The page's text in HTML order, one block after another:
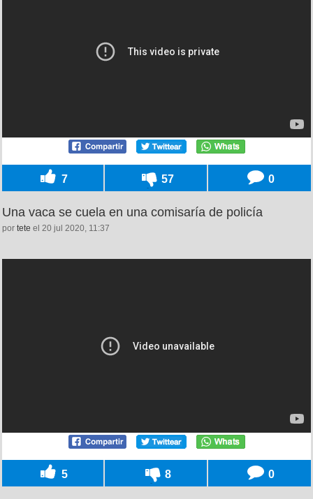
7 57 0
Una vaca se cuela en una comisaría de policía
por tete el 20 jul 2020, 11:37
5 8 0